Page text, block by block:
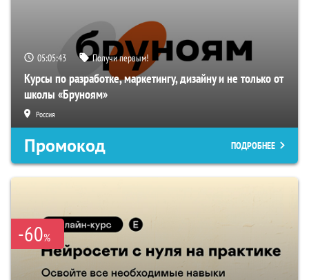
05:05:42 Получи первым!
Курсы по разработке, маркетингу, дизайну и не только от
школы «Бруноям»
Россия
Промокод ПОДРОБНЕЕ
-60%